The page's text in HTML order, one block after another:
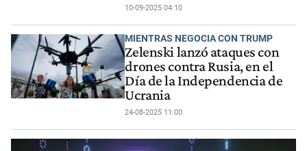
10-09-2025 04:10
MIENTRAS NEGOCIA CON TRUMP
Zelenski lanzó ataques con
drones contra Rusia, en el
Día de la Independencia de
Ucrania
24-08-2025 11:00